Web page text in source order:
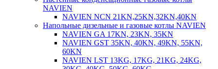
NAVIEN
NAVIEN NCN 21KN,25KN,32KN,40KN
Напольные дизельные и газовые котлы NAVIEN
NAVIEN GA 17KN, 23KN, 35KN
NAVIEN GST 35KN, 40KN, 49KN, 55KN,
60KN
NAVIEN LST 13KG, 17KG, 21KG, 24KG,